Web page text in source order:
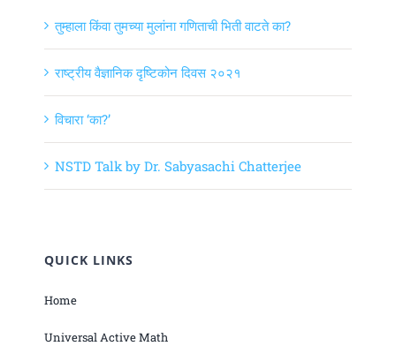
तुम्हाला किंवा तुमच्या मुलांना गणिताची भिती वाटते का?
राष्ट्रीय वैज्ञानिक दृष्टिकोन दिवस २०२१
विचारा ‘का?’
NSTD Talk by Dr. Sabyasachi Chatterjee
QUICK LINKS
Home
Universal Active Math